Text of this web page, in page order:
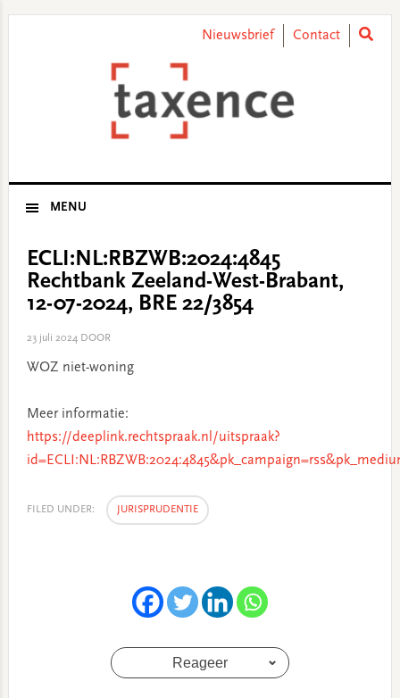
Nieuwsbrief Contact
MENU
ECLI:NL:RBZWB:2024:4845
Rechtbank Zeeland-West-Brabant,
12-07-2024, BRE 22/3854
23 juli 2024DOOR
WOZ niet-woning
Meer informatie:
https://deeplink.rechtspraak.nl/uitspraak?
FILED UNDER: JURISPRUDENTIE
Reageer